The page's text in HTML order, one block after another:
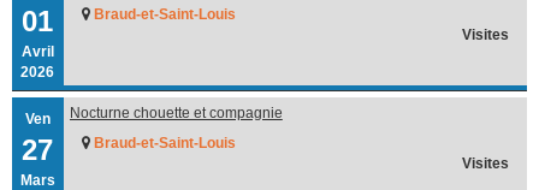
01
Avril
2026
Braud-et-Saint-Louis
Visites
Ven
27
Mars
Nocturne chouette et compagnie
Braud-et-Saint-Louis
Visites